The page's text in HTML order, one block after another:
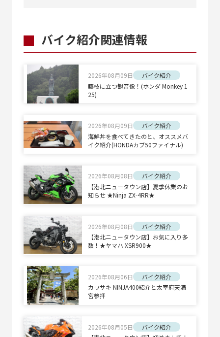
バイク紹介関連情報
2026年08月09日
バイク紹介
藤枝に立つ観音像！(ホンダ Monkey 1
25)
2026年08月09日
バイク紹介
海鮮丼を食べてきたのと、オススメバ
イク紹介(HONDAカブ50ファイナル)
2026年08月08日
バイク紹介
【港北ニュータウン店】夏季休業のお
知らせ ★Ninja ZX-4RR★
2026年08月08日
バイク紹介
【港北ニュータウン店】お気に入り多
数！★ヤマハ XSR900★
2026年08月06日
バイク紹介
カワサキ NINJA400紹介と太宰府天満
宮参拝
2026年08月05日
バイク紹介